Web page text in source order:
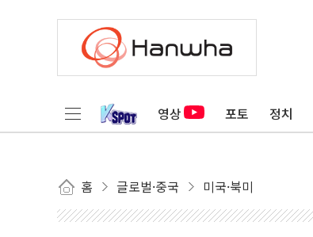
영상 포토 정치
홈 글로벌·중국 미국·북미